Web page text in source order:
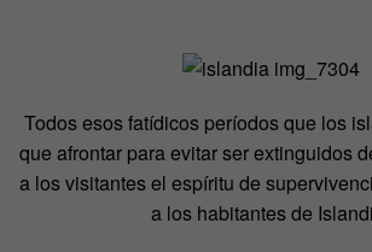
Todos esos fatídicos períodos que los
que afrontar para evitar ser extinguidos
a los visitantes el espíritu de
a los habitantes de